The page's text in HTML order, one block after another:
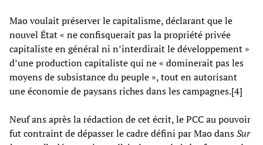
Mao voulait préserver le capitalisme, déclarant que le
nouvel État « ne confisquerait pas la propriété privée
capitaliste en général ni n’interdirait le développement »
d’une production capitaliste qui ne « dominerait pas les
moyens de subsistance du peuple », tout en autorisant
une économie de paysans riches dans les campagnes.[4]
Neuf ans après la rédaction de cet écrit, le PCC au pouvoir
fut contraint de dépasser le cadre défini par Mao dansSur